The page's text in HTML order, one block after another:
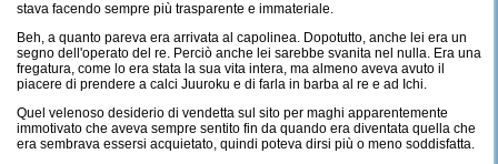
stava facendo sempre più trasparente e immateriale.
Beh, a quanto pareva era arrivata al capolinea. Dopotutto, anche lei era un
segno dell'operato del re. Perciò anche lei sarebbe svanita nel nulla. Era una
fregatura, come lo era stata la sua vita intera, ma almeno aveva avuto il
piacere di prendere a calci Juuroku e di farla in barba al re e ad Ichi.
Quel velenoso desiderio di vendetta sul sito per maghi apparentemente
immotivato che aveva sempre sentito fin da quando era diventata quella che
era sembrava essersi acquietato, quindi poteva dirsi più o meno soddisfatta.